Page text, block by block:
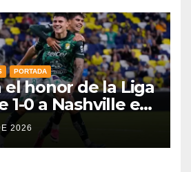
PORTADA
el honor de la Liga
1-0 a Nashville en
Cup 2026
2026